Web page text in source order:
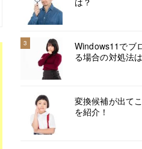
3
Windows11でブ
る場合の対処法
変換候補が出て
を紹介！